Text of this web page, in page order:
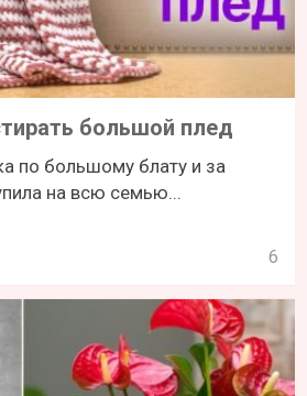
большой плед
по большому блату и за
на всю семью...
6